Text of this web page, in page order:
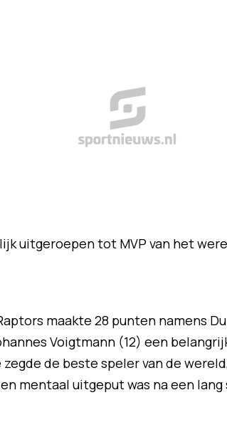
uitgeroepen tot MVP van het
maakte 28 punten namens
Voigtmann (12) een
de beste speler van de
mentaal uitgeput was na een lang